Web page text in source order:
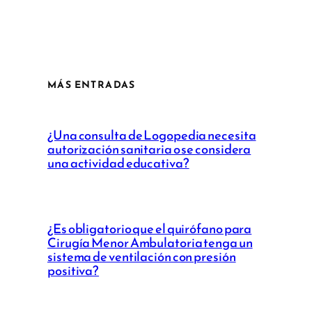
MÁS ENTRADAS
¿Una consulta de Logopedia necesita
autorización sanitaria o se considera
una actividad educativa?
¿Es obligatorio que el quirófano para
Cirugía Menor Ambulatoria tenga un
sistema de ventilación con presión
positiva?